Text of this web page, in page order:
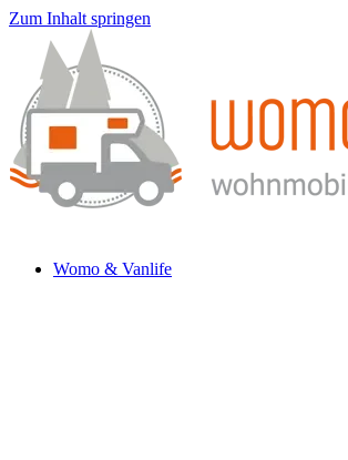
Zum Inhalt springen
Womo & Vanlife